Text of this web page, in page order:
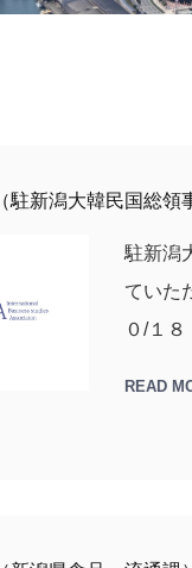
（駐新潟大韓民国総
駐新潟
ていた
０/１
READ